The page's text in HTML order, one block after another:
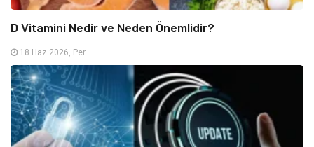
D Vitamini Nedir ve Neden Önemlidir?
18 Haz 2026, Per